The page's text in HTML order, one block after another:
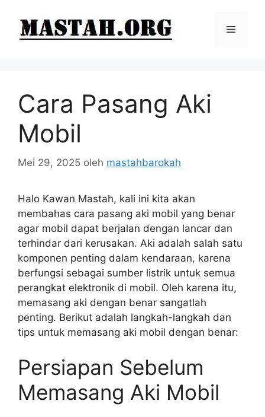
Menu
Cara Pasang Aki
Mobil
Mei 29, 2025 oleh mastahbarokah
Halo Kawan Mastah, kali ini kita akan
membahas cara pasang aki mobil yang benar
agar mobil dapat berjalan dengan lancar dan
terhindar dari kerusakan. Aki adalah salah satu
komponen penting dalam kendaraan, karena
berfungsi sebagai sumber listrik untuk semua
perangkat elektronik di mobil. Oleh karena itu,
memasang aki dengan benar sangatlah
penting. Berikut adalah langkah-langkah dan
tips untuk memasang aki mobil dengan benar:
Persiapan Sebelum
Memasang Aki Mobil